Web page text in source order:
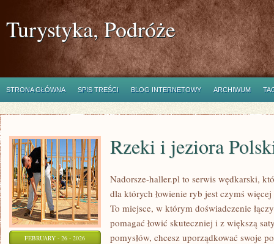
Turystyka, Podróże
STRONA GŁÓWNA SPIS TREŚCI BLOG INTERNETOWY ARCHIWUM
FEBRUARY - 26 - 2026
Rzeki i jeziora
Nadorsze-haller.pl to serwis wędkarski,
dla których łowienie ryb jest czymś
To miejsce, w którym doświadczenie
pomagać łowić skuteczniej i z większą
pomysłów, chcesz uporządkować swoje